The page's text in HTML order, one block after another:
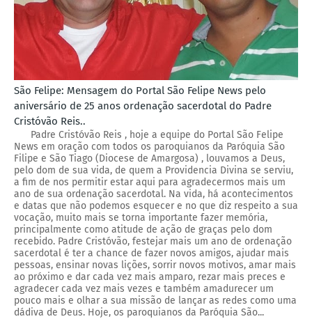
São Felipe: Mensagem do Portal São Felipe News pelo
aniversário de 25 anos ordenação sacerdotal do Padre
Cristóvão Reis..
Padre Cristóvão Reis , hoje a equipe do Portal São Felipe
News em oração com todos os paroquianos da Paróquia São
Filipe e São Tiago (Diocese de Amargosa) , louvamos a Deus,
pelo dom de sua vida, de quem a Providencia Divina se serviu,
a fim de nos permitir estar aqui para agradecermos mais um
ano de sua ordenação sacerdotal. Na vida, há acontecimentos
e datas que não podemos esquecer e no que diz respeito a sua
vocação, muito mais se torna importante fazer memória,
principalmente como atitude de ação de graças pelo dom
recebido. Padre Cristóvão, festejar mais um ano de ordenação
sacerdotal é ter a chance de fazer novos amigos, ajudar mais
pessoas, ensinar novas lições, sorrir novos motivos, amar mais
ao próximo e dar cada vez mais amparo, rezar mais preces e
agradecer cada vez mais vezes e também amadurecer um
pouco mais e olhar a sua missão de lançar as redes como uma
dádiva de Deus. Hoje, os paroquianos da Paróquia São...